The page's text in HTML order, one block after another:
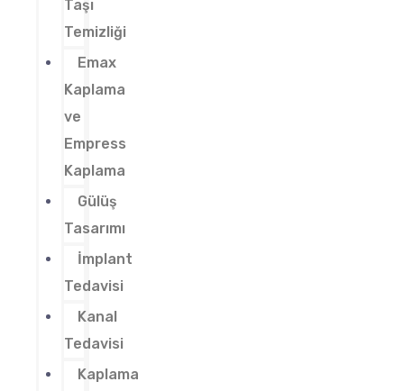
Taşı
Temizliği
Emax
Kaplama
ve
Empress
Kaplama
Gülüş
Tasarımı
İmplant
Tedavisi
Kanal
Tedavisi
Kaplama